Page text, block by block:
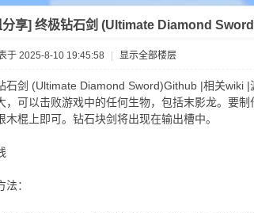
分享] 终极钻石剑 (Ultimate Diamond
于 2025-8-10 19:45:58 显示全部楼层
石剑 (Ultimate Diamond Sword)Github |相关wiki
，可以击败游戏中的任何生物，包括末影龙。要
木棍上即可。钻石块剑将出现在输出槽中。
法：